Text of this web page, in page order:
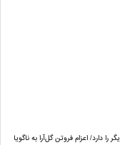
دارد/ اعزام فروتن گل‌آرا به ناگویا